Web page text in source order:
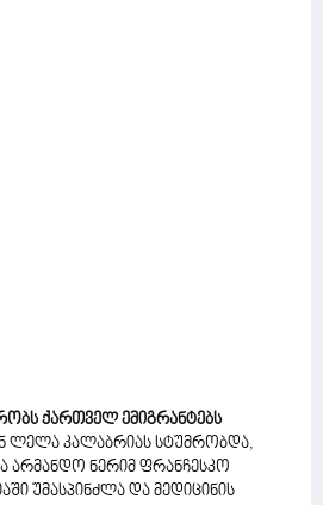
ქართველ ემიგრანტებს
ლელა კალაბრიას სტუმრობდა,
არმანდო ნერიმ ფრანჩესკო
უმასპინძლა და მედიცინის